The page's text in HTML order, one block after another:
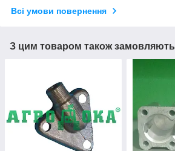
Всі умови повернення
З цим товаром також замовляють